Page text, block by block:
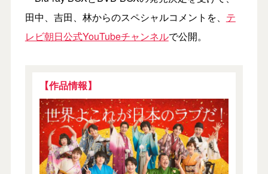
田中、吉田、林からのスペシャルコメントを、 テ
レビ朝日公式YouTubeチャンネルで公開。
【作品情報】